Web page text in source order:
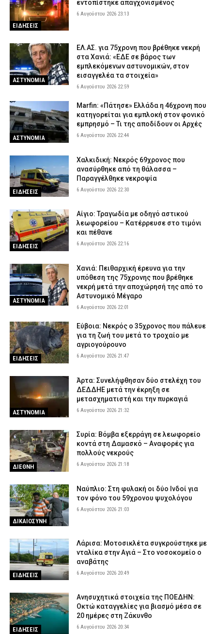
Χαλκιδική: Πυροσβέστες έσβησαν μέσα σε 15 λεπτά φωτιά στο
Πόρτο Καρράς
ΕΙΔΗΣΕΙΣ 6 Αυγούστου 2026 16:50
Meteo: Πότε αρχίζει η περίοδος των δασικών πυρκαγιών στην
Ελλάδα – Οι έξι πιο επικίνδυνες εβδομάδες του έτους
ΕΙΔΗΣΕΙΣ 6 Αυγούστου 2026 16:37
ΕΙΔΗΣΕΙΣ
εντοπίστηκε απαγχονισμένος
6 Αυγούστου 2026 23:13
ΑΣΤΥΝΟΜΙΑ
ΕΛ.ΑΣ. για 75χρονη που βρέθηκε νεκρή
στα Χανιά: «ΕΔΕ σε βάρος των
εμπλεκόμενων αστυνομικών, στον
εισαγγελέα τα στοιχεία»
6 Αυγούστου 2026 22:59
ΑΣΤΥΝΟΜΙΑ
Marfin: «Πάτησε» Ελλάδα η 46χρονη που
κατηγορείται για εμπλοκή στον φονικό
εμπρησμό – Τι της αποδίδουν οι Αρχές
6 Αυγούστου 2026 22:44
ΕΙΔΗΣΕΙΣ
Χαλκιδική: Νεκρός 69χρονος που
ανασύρθηκε από τη θάλασσα –
Παραγγέλθηκε νεκροψία
6 Αυγούστου 2026 22:30
ΕΙΔΗΣΕΙΣ
Αίγιο: Τραγωδία με οδηγό αστικού
λεωφορείου – Κατέρρευσε στο τιμόνι
και πέθανε
6 Αυγούστου 2026 22:16
ΑΣΤΥΝΟΜΙΑ
Χανιά: Πειθαρχική έρευνα για την
υπόθεση της 75χρονης που βρέθηκε
νεκρή μετά την αποχώρησή της από το
Αστυνομικό Μέγαρο
6 Αυγούστου 2026 22:01
ΕΙΔΗΣΕΙΣ
Εύβοια: Νεκρός ο 35χρονος που πάλευε
για τη ζωή του μετά το τροχαίο με
αγριογούρουνο
6 Αυγούστου 2026 21:47
ΑΣΤΥΝΟΜΙΑ
Άρτα: Συνελήφθησαν δύο στελέχη του
ΔΕΔΔΗΕ μετά την έκρηξη σε
μετασχηματιστή και την πυρκαγιά
6 Αυγούστου 2026 21:32
ΔΙΕΘΝΗ
Συρία: Βόμβα εξερράγη σε λεωφορείο
κοντά στη Δαμασκό – Αναφορές για
πολλούς νεκρούς
6 Αυγούστου 2026 21:18
ΔΙΚΑΙΟΣΥΝΗ
Ναύπλιο: Στη φυλακή οι δύο Ινδοί για
τον φόνο του 59χρονου ψυχολόγου
6 Αυγούστου 2026 21:03
ΕΙΔΗΣΕΙΣ
Λάρισα: Μοτοσικλέτα συγκρούστηκε με
νταλίκα στην Αγιά – Στο νοσοκομείο ο
αναβάτης
6 Αυγούστου 2026 20:49
ΕΙΔΗΣΕΙΣ
Ανησυχητικά στοιχεία της ΠΟΕΔΗΝ:
Οκτώ καταγγελίες για βιασμό μέσα σε
20 ημέρες στη Ζάκυνθο
6 Αυγούστου 2026 20:34